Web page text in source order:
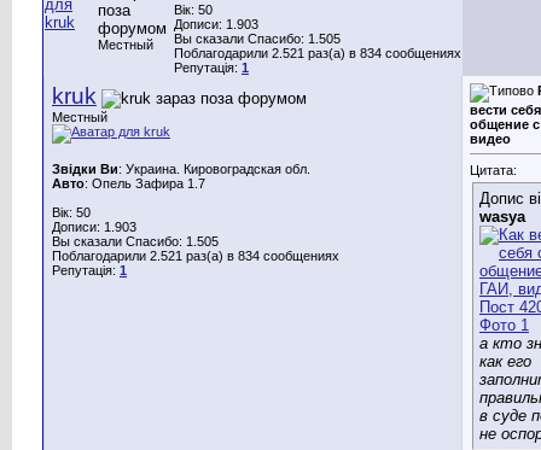
Местный
Вік: 50
Дописи: 1.903
Вы сказали Спасибо: 1.505
Поблагодарили 2.521 раз(а) в 834 сообщениях
Репутація: 1
kruk
Местный
Звідки Ви: Украина. Кировоградская обл.
Авто: Опель Зафира 1.7
Вік: 50
Дописи: 1.903
Вы сказали Спасибо: 1.505
Поблагодарили 2.521 раз(а) в 834 сообщениях
Репутація: 1
вести
общение
видео
Цитата:
Допис
wasya
а кто
как его
в суде
не